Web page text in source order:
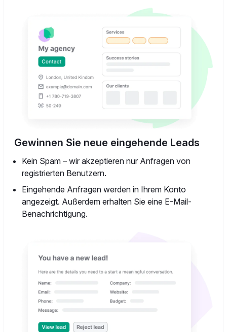
Gewinnen Sie neue eingehende Leads
Kein Spam – wir akzeptieren nur Anfragen von
registrierten Benutzern.
Eingehende Anfragen werden in Ihrem Konto
angezeigt. Außerdem erhalten Sie eine E-Mail-
Benachrichtigung.